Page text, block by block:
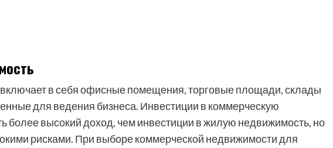
в себя офисные помещения, торговые площади, склады
для ведения бизнеса. Инвестиции в коммерческую
более высокий доход, чем инвестиции в жилую недвижимость, но
рисками. При выборе коммерческой недвижимости для